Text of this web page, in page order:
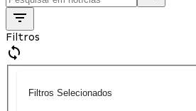
Filtros
Filtros Selecionados